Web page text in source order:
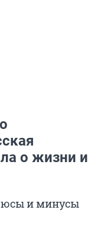
о жизни и
и минусы